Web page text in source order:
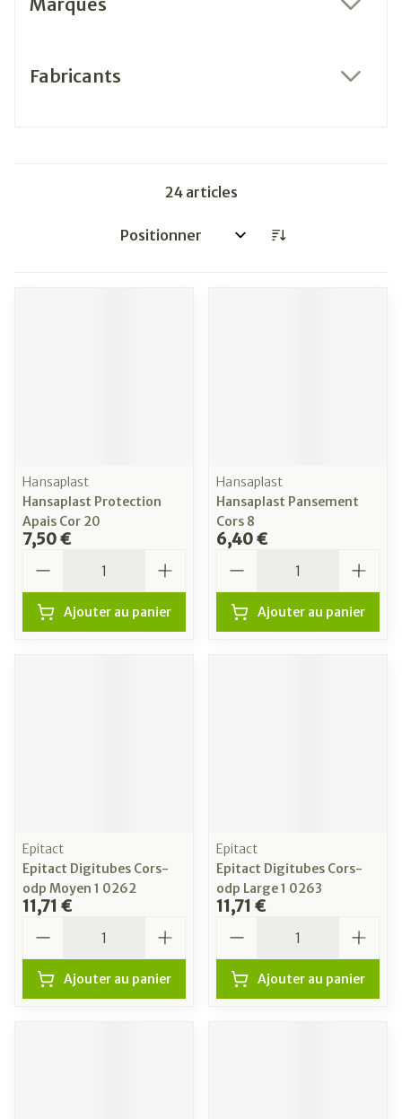
Fabricants
24articles
Trier par:
Hansaplast
Hansaplast Protection
Apais Cor 20
7,50 €
Ajouter au panier
Hansaplast
Hansaplast Pansement
Cors 8
6,40 €
Ajouter au panier
Epitact
Epitact Digitubes Cors-
odp Moyen 1 0262
11,71 €
Ajouter au panier
Epitact
Epitact Digitubes Cors-
odp Large 1 0263
11,71 €
Ajouter au panier